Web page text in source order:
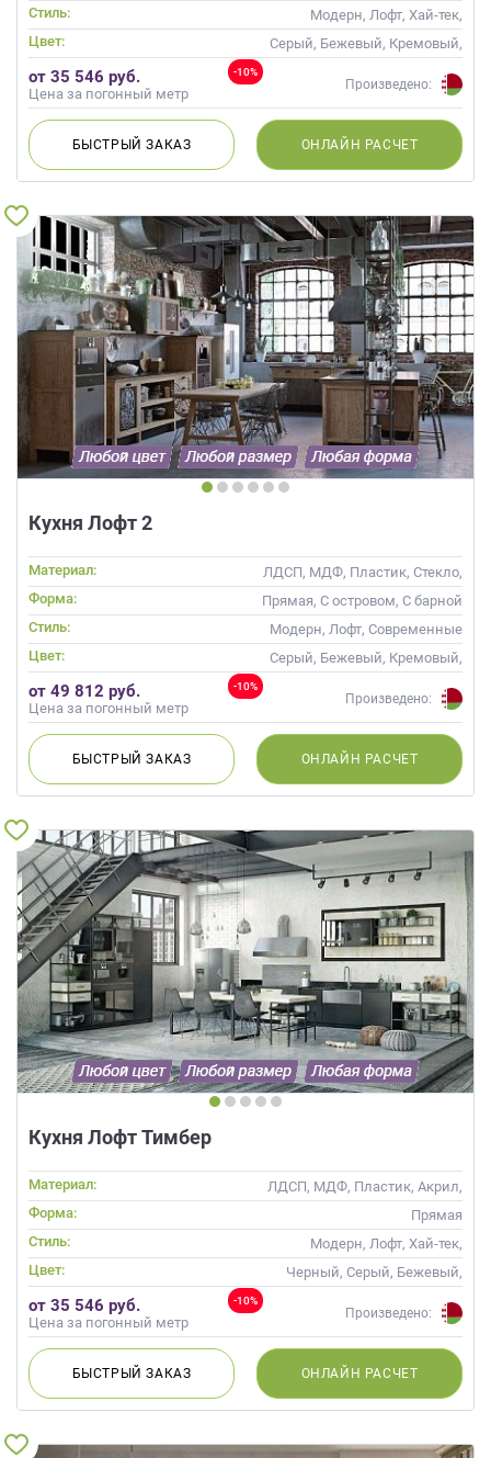
Стиль:
Модерн, Лофт, Хай-тек,
Современные
Цвет:
Серый, Бежевый, Кремовый,
Коричневый, Капучино
-10%
от 35 546 руб.
Цена за погонный метр
Произведено:
БЫСТРЫЙЗАКАЗ ОНЛАЙН РАСЧЕТ
Кухня Лофт 2
Материал:
ЛДСП, МДФ, Пластик, Стекло,
Массив
Форма:
Прямая, С островом, С барной
стойкой
Стиль:
Модерн, Лофт, Современные
Цвет:
Серый, Бежевый, Кремовый,
Коричневый, Капучино
-10%
от 49 812 руб.
Цена за погонный метр
Произведено:
БЫСТРЫЙЗАКАЗ ОНЛАЙН РАСЧЕТ
Кухня Лофт Тимбер
Материал:
ЛДСП, МДФ, Пластик, Акрил,
Alvic / УФ лак, Матовые, Эмаль,
Стекло
Форма:
Прямая
Стиль:
Модерн, Лофт, Хай-тек,
Современные
Цвет:
Черный, Серый, Бежевый,
Коричневый
-10%
от 35 546 руб.
Цена за погонный метр
Произведено:
БЫСТРЫЙЗАКАЗ ОНЛАЙН РАСЧЕТ